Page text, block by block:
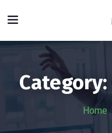
Category:
Home